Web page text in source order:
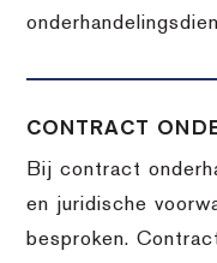
CONTRACT
Bij contract
en juridische
besproken.